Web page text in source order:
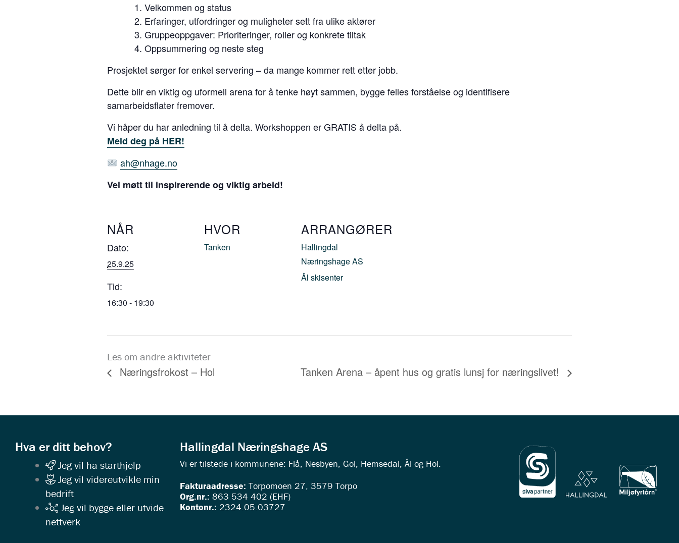
Velkommen og status
Erfaringer, utfordringer og muligheter sett fra ulike aktører
Gruppeoppgaver: Prioriteringer, roller og konkrete tiltak
Oppsummering og neste steg
Prosjektet sørger for enkel servering – da mange kommer rett etter jobb.
Dette blir en viktig og uformell arena for å tenke høyt sammen, bygge felles forståelse og identifisere
samarbeidsflater fremover.
Vi håper du har anledning til å delta. Workshoppen er GRATIS å delta på.
Meld deg på HER!
ah@nhage.no
Vel møtt til inspirerende og viktig arbeid!
NÅR
Dato:
25.9.25
Tid:
16:30 - 19:30
HVOR
Tanken
ARRANGØRER
Hallingdal
Næringshage AS
Ål skisenter
Les om andre aktiviteter
Næringsfrokost – Hol Tanken Arena – åpent hus og gratis lunsj for næringslivet!
Hva er ditt behov?
Jeg vil ha starthjelp
Jeg vil videreutvikle min
bedrift
Jeg vil bygge eller utvide
nettverk
Hallingdal Næringshage AS
Vi er tilstede i kommunene: Flå, Nesbyen, Gol, Hemsedal, Ål og Hol.
Fakturaadresse: Torpomoen 27, 3579 Torpo
Org.nr.: 863 534 402 (EHF)
Kontonr.: 2324.05.03727